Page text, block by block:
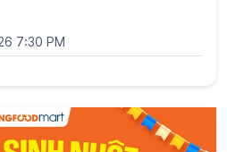
7:30 PM